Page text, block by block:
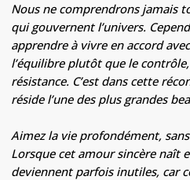
Nous ne comprendrons jamais
qui gouvernent l’univers.
apprendre à vivre en accord
l’équilibre plutôt que le
résistance. C’est dans cette
réside l’une des plus grandes
Aimez la vie profondément,
Lorsque cet amour sincère naît
deviennent parfois inutiles, car